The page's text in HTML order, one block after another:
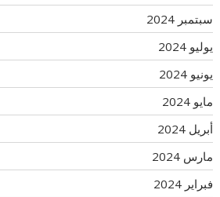
سبتمبر 2024
يوليو 2024
يونيو 2024
مايو 2024
أبريل 2024
مارس 2024
فبراير 2024